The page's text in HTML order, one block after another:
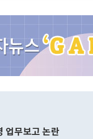
업무보고 논란